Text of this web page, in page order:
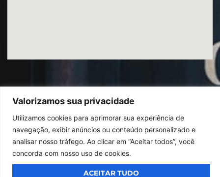
Valorizamos sua privacidade
Utilizamos cookies para aprimorar sua experiência de
navegação, exibir anúncios ou conteúdo personalizado e
analisar nosso tráfego. Ao clicar em “Aceitar todos”, você
concorda com nosso uso de cookies.
ACEITAR TUDO
© 2026 Ibrac. Todos os direitos reservados,
Design By Jumps